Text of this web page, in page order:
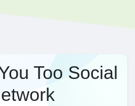
Too Social